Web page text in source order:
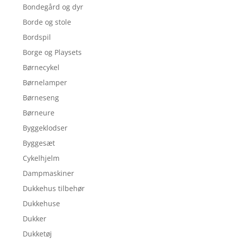
Bondegård og dyr
Borde og stole
Bordspil
Borge og Playsets
Børnecykel
Børnelamper
Børneseng
Børneure
Byggeklodser
Byggesæt
Cykelhjelm
Dampmaskiner
Dukkehus tilbehør
Dukkehuse
Dukker
Dukketøj